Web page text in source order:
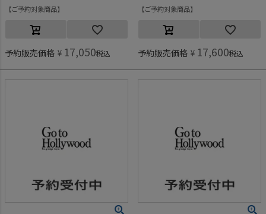
ご予約対象商品
予約販売価格 ¥ 17,050税込
ご予約対象商品
予約販売価格 ¥ 17,600税込